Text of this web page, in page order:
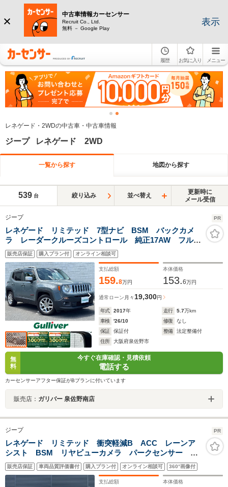
中古車情報カーセンサー
Recruit Co., Ltd.
無料 － Google Play
表示
履歴 お気に入り メニュー
レネゲード・2WDの中古車・中古車情報
ジープ レネゲード 2WD
一覧から探す 地図から探す
539 台 絞り込み 並べ替え
更新時に
メール受信
ジープ PR
レネゲード リミテッド 7型ナビ BSM バックカメ
ラ レーダークルーズコントロール 純正17AW フルセ
グ DVD再生 合皮革シート 前席パワーシート 前席
シートヒーター ステアリングヒーター ドラレコ
ETC スマートキ
販売店保証 購入プラン付 オンライン相談可
支払総額
159.8万円
本体価格
153.6万円
通常ローン 月々19,300円
年式 2017年 走行 5.7万km
車検
'26/10 修復
なし
保証
保証付 整備
法定整備付
住所
大阪府泉佐野市
無
料
今すぐ在庫確認・見積依頼
電話する
カーセンサーアフター保証がBプランに付いています
販売店： ガリバー 泉佐野南店
ジープ PR
レネゲード リミテッド 衝突軽減B ACC レーンア
シスト BSM リヤビューカメラ パークセンサー 黒
革 シートヒーター パワーシート ステアリングヒー
ター 純正ナビ 12セグ CarPlay BT USB LEDヘ
ッドライト ETC ドラレコ
販売店保証 車両品質評価書付 購入プラン付 オンライン相談可 360°画像付
支払総額 本体価格